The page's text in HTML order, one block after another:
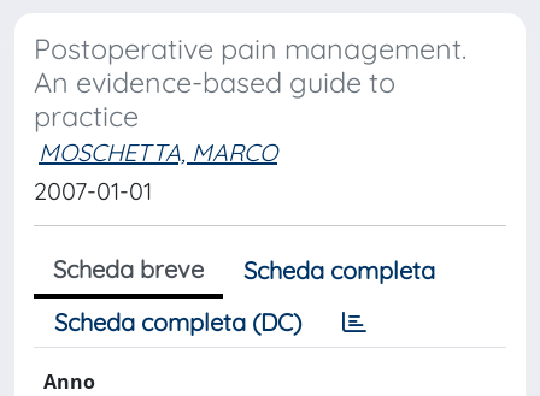
Postoperative pain management.
An evidence-based guide to
practice
MOSCHETTA, MARCO
2007-01-01
Scheda breve
Scheda completa
Scheda completa (DC)
Anno